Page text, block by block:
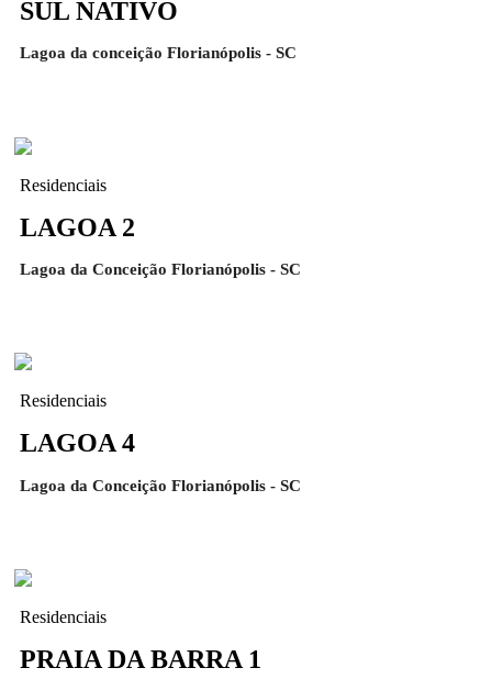
SUL NATIVO
Lagoa da conceição Florianópolis - SC
Residenciais
LAGOA 2
Lagoa da Conceição Florianópolis - SC
Residenciais
LAGOA 4
Lagoa da Conceição Florianópolis - SC
Residenciais
PRAIA DA BARRA 1